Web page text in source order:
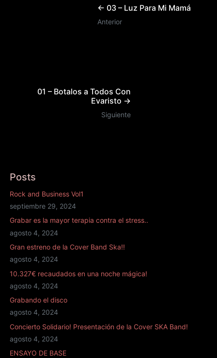
← 03 – Luz Para Mi Mamá
Anterior
01 – Botalos a Todos Con
Evaristo →
Siguiente
Posts
Rock and Business Vol1
septiembre 29, 2024
Grabar es la mayor terapia contra el stress..
agosto 4, 2024
Gran estreno de la Cover Band Ska!!
agosto 4, 2024
10.327€ recaudados en una noche mágica!
agosto 4, 2024
Grabando el disco
agosto 4, 2024
Concierto Solidario! Presentación de la Cover SKA Band!
agosto 4, 2024
ENSAYO DE BASE